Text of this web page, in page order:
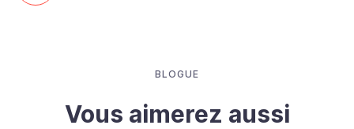
BLOGUE
Vous aimerez aussi